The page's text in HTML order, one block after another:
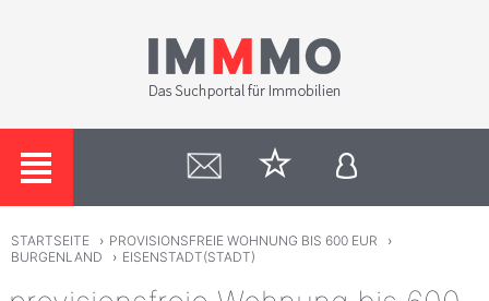
STARTSEITE › PROVISIONSFREIE WOHNUNG BIS 600 EUR
›
BURGENLAND
› EISENSTADT(STADT)